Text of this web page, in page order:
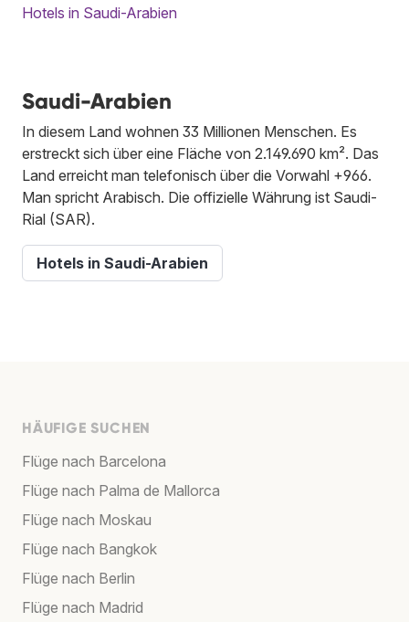
Hotels in Saudi-Arabien
Saudi-Arabien
In diesem Land wohnen 33 Millionen Menschen. Es
erstreckt sich über eine Fläche von 2.149.690 km². Das
Land erreicht man telefonisch über die Vorwahl +966.
Man spricht Arabisch. Die offizielle Währung ist Saudi-
Rial (SAR).
Hotels in Saudi-Arabien
HÄUFIGE SUCHEN
Flüge nach Barcelona
Flüge nach Palma de Mallorca
Flüge nach Moskau
Flüge nach Bangkok
Flüge nach Berlin
Flüge nach Madrid